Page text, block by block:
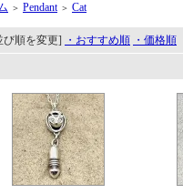
＞ Pendant ＞ Cat
び順を変更] ・おすすめ順 ・価格順